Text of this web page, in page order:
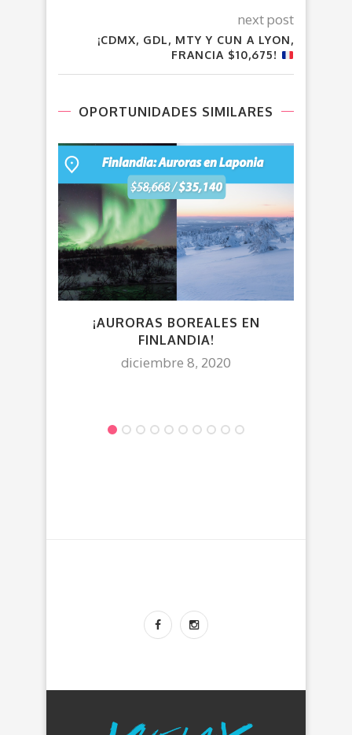
next post
¡CDMX, GDL, MTY Y CUN A LYON,
FRANCIA $10,675!
OPORTUNIDADES SIMILARES
¡AURORAS BOREALES EN
FINLANDIA!
diciembre 8, 2020